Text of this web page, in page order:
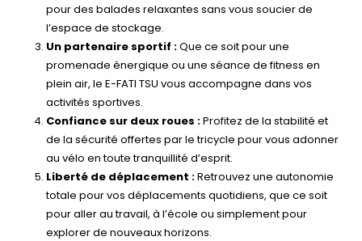
pour des balades relaxantes sans vous soucier de
l’espace de stockage.
Un partenaire sportif :Que ce soit pour une
promenade énergique ou une séance de fitness en
plein air, le E-FATI TSU vous accompagne dans vos
activités sportives.
Confiance sur deux roues :Profitez de la stabilité et
de la sécurité offertes par le tricycle pour vous adonner
au vélo en toute tranquillité d’esprit.
Liberté de déplacement :Retrouvez une autonomie
totale pour vos déplacements quotidiens, que ce soit
pour aller au travail, à l’école ou simplement pour
explorer de nouveaux horizons.